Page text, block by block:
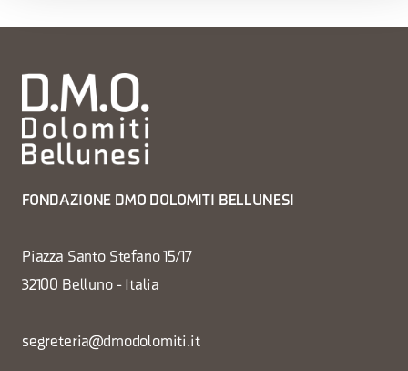
FONDAZIONE DMO DOLOMITI BELLUNESI
Piazza Santo Stefano 15/17
32100 Belluno - Italia
segreteria@dmodolomiti.it